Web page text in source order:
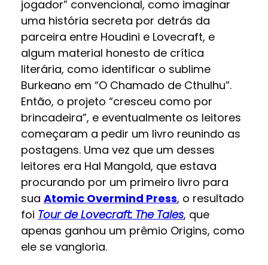
jogador” convencional, como imaginar
uma história secreta por detrás da
parceira entre Houdini e Lovecraft, e
algum material honesto de crítica
literária, como identificar o sublime
Burkeano em “O Chamado de Cthulhu”.
Então, o projeto “cresceu como por
brincadeira”, e eventualmente os leitores
começaram a pedir um livro reunindo as
postagens. Uma vez que um desses
leitores era Hal Mangold, que estava
procurando por um primeiro livro para
sua Atomic Overmind Press, o resultado
foi Tour de Lovecraft: The Tales, que
apenas ganhou um prêmio Origins, como
ele se vangloria.